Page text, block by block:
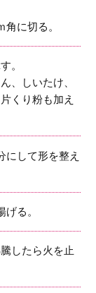
に切る。
。
、しいたけ、
くり粉も加え
にして形を整え
る。
したら火を止